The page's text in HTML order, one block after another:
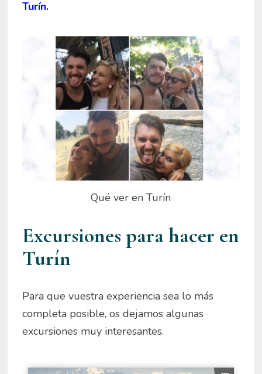
Turín.
Qué ver en Turín
Excursiones para hacer en
Turín
Para que vuestra experiencia sea lo más
completa posible, os dejamos algunas
excursiones muy interesantes.